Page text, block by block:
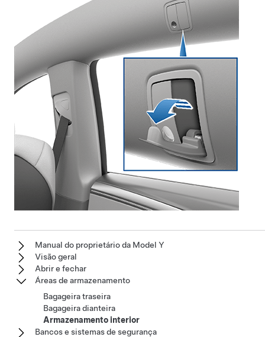
Manual do proprietário da Model Y
Visão geral
Abrir e fechar
Áreas de armazenamento
Bagageira traseira
Bagageira dianteira
Armazenamento interior
Bancos e sistemas de segurança